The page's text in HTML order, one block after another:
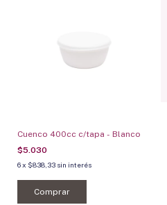
Cuenco 400cc c/tapa - Blanco
$5.030
6x $838,33 sin interés
Comprar